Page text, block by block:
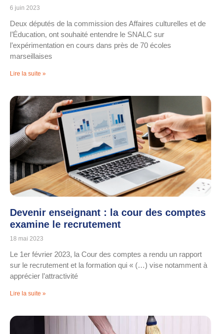
6 juin 2023
Deux députés de la commission des Affaires culturelles et de
l’Éducation, ont souhaité entendre le SNALC sur
l’expérimentation en cours dans près de 70 écoles
marseillaises
Lire la suite »
Devenir enseignant : la cour des comptes
examine le recrutement
18 mai 2023
Le 1er février 2023, la Cour des comptes a rendu un rapport
sur le recrutement et la formation qui « (…) vise notamment à
apprécier l’attractivité
Lire la suite »